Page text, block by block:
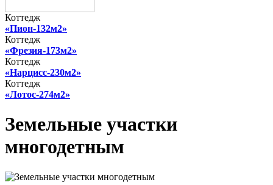
Коттедж
«Пион-132м2»
Коттедж
«Фрезия-173м2»
Коттедж
«Нарцисс-230м2»
Коттедж
«Лотос-274м2»
Земельные участки
многодетным